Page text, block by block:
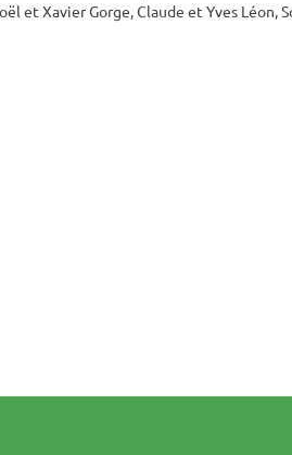
et Xavier Gorge, Claude et Yves Léon,